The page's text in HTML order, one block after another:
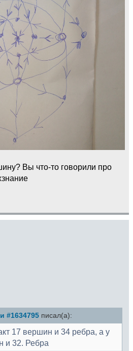
Вы что-то говорили про
#1634795 писал(а):
17 вершин и 34 ребра, а у
и 32. Ребра